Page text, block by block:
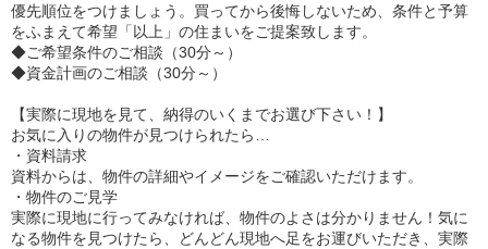
優先順位をつけましょう。買ってから後悔しないため、条件と予算
をふまえて希望「以上」の住まいをご提案致します。
◆ご希望条件のご相談（30分～）
◆資金計画のご相談（30分～）
【実際に現地を見て、納得のいくまでお選び下さい！】
お気に入りの物件が見つけられたら…
・資料請求
資料からは、物件の詳細やイメージをご確認いただけます。
・物件のご見学
実際に現地に行ってみなければ、物件のよさは分かりません！気に
なる物件を見つけたら、どんどん現地へ足をお運びいただき、実際